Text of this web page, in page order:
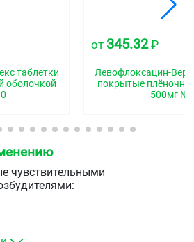
таблетки
оболочкой
от 345.32₽
Левофлоксацин-
покрытые
500мг
чувствительными
путей (обострение